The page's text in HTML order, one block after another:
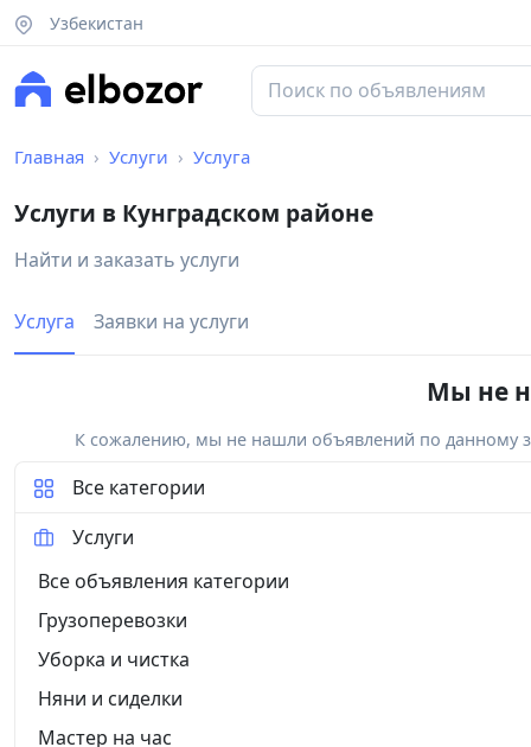
Узбекистан
Главная Услуги Услуга
Услуги в Кунградском районе
Найти и заказать услуги
Услуга Заявки на услуги
Мы не
К сожалению, мы не нашли объявлений по данному
Все категории
Услуги
Все объявления категории
Грузоперевозки
Уборка и чистка
Няни и сиделки
Мастер на час